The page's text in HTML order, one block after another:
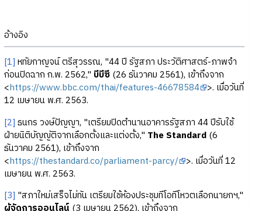
อ้างอิง
[1] หทัยกาญจน์ ตรีสุวรรณ, "44 ปี รัฐสภา ประวัติศาสตร์-ภาพจำ
ก่อนปิดฉาก ก.พ. 2562," บีบีซี(26 ธันวาคม 2561), เข้าถึงจาก
<https://www.bbc.com/thai/features-46678584 >. เมื่อวันที่
12 เมษายน พ.ศ. 2563.
[2] ธนกร วงษ์ปัญญา, "เตรียมปิดตำนานอาคารรัฐสภา 44 ปีรับใช้
ฝ่ายนิติบัญญัติจากเลือกตั้งและแต่งตั้ง," The Standard(6
ธันวาคม 2561), เข้าถึงจาก
<https://thestandard.co/parliament-parcy/ >. เมื่อวันที่ 12
เมษายน พ.ศ. 2563.
[3] "สภาใหม่เสร็จไม่ทัน เตรียมใช้ห้องประชุมทีโอทีโหวตเลือกนายกฯ,"